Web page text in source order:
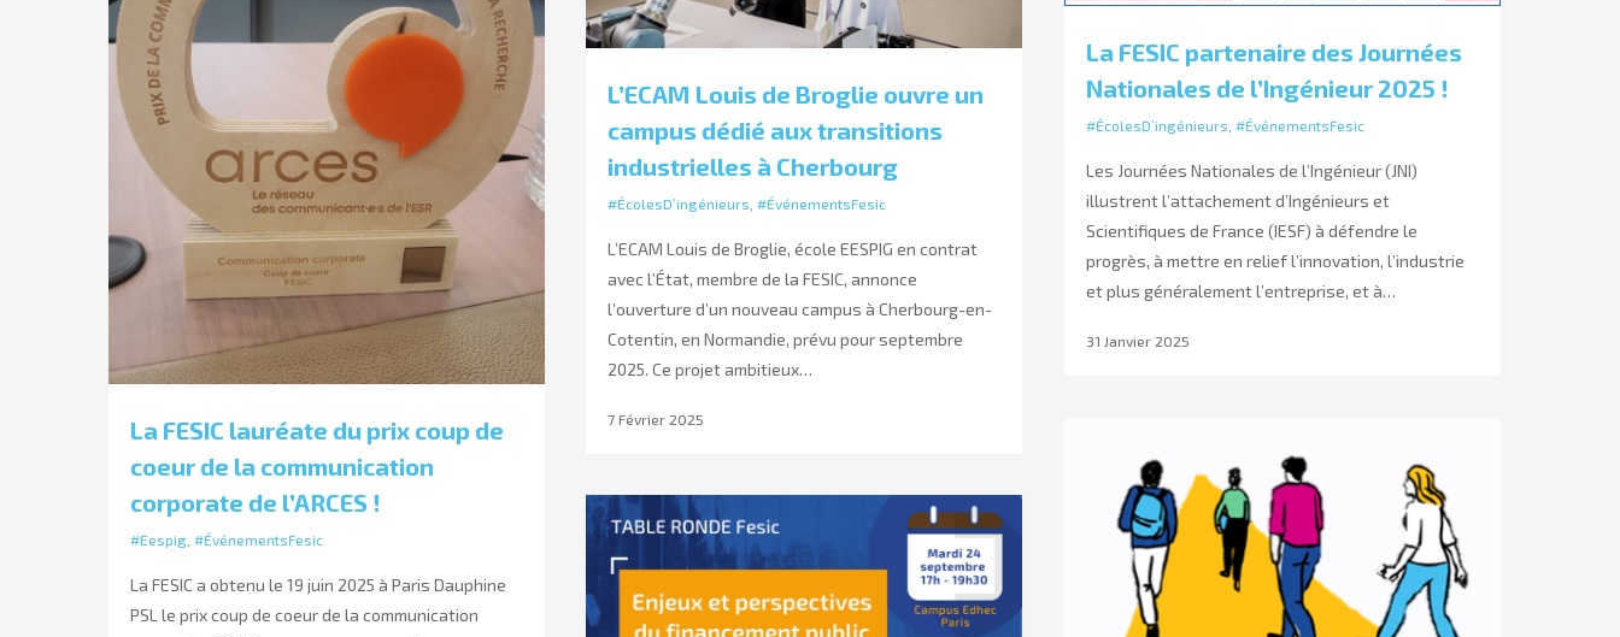
La FESIC lauréate du prix coup de
coeur de la communication
corporate de l’ARCES !
#Eespig #ÉvénementsFesic
La FESIC a obtenu le 19 juin 2025 à Paris Dauphine
PSL le prix coup de coeur de la communication
L’ECAM Louis de Broglie ouvre un
campus dédié aux transitions
industrielles à Cherbourg
#ÉcolesD’ingénieurs #ÉvénementsFesic
L’ECAM Louis de Broglie, école EESPIG en contrat
avec l’État, membre de la FESIC, annonce
l’ouverture d’un nouveau campus à Cherbourg-en-
Cotentin, en Normandie, prévu pour septembre
2025. Ce projet ambitieux…
7 Février 2025
La FESIC partenaire des Journées
Nationales de l’Ingénieur 2025 !
#ÉcolesD’ingénieurs #ÉvénementsFesic
Les Journées Nationales de l’Ingénieur (JNI)
illustrent l’attachement d’Ingénieurs et
Scientifiques de France (IESF) à défendre le
progrès, à mettre en relief l’innovation, l’industrie
et plus généralement l’entreprise, et à…
31 Janvier 2025